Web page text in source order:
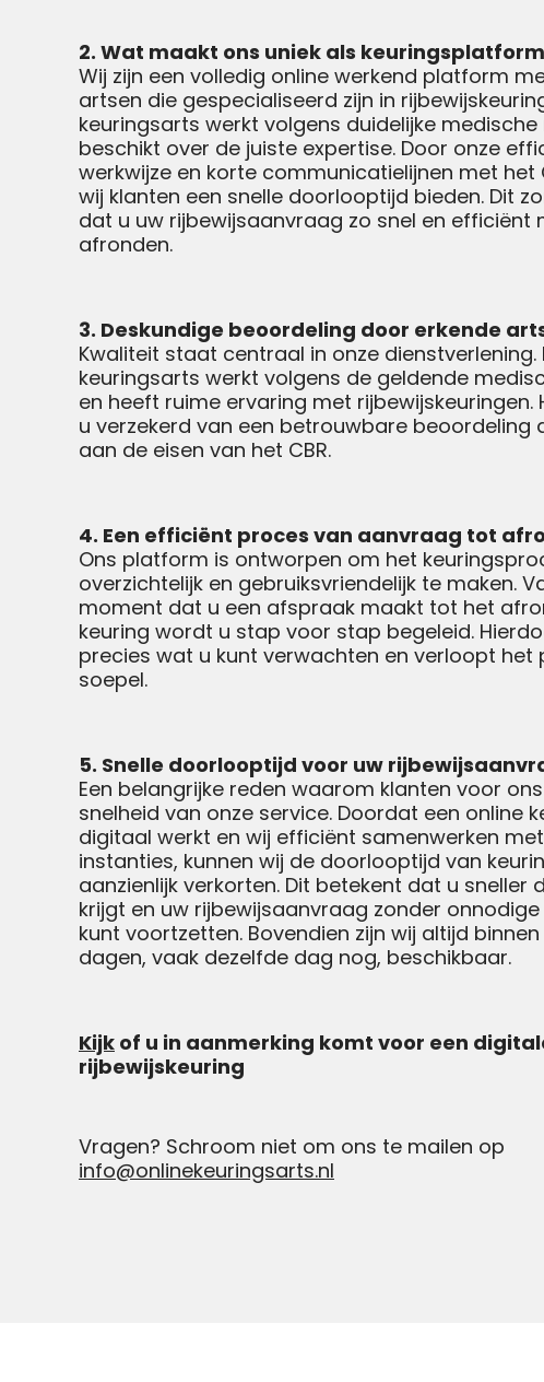
2. Wat maakt ons uniek als keuringsplatform
Wij zijn een volledig online werkend platform
artsen die gespecialiseerd zijn in
keuringsarts werkt volgens duidelijke medische
beschikt over de juiste expertise. Door onze
werkwijze en korte communicatielijnen met het
wij klanten een snelle doorlooptijd bieden. Dit
dat u uw rijbewijsaanvraag zo snel en efficiënt
afronden.
3. Deskundige beoordeling door erkende
Kwaliteit staat centraal in onze dienstverlening.
keuringsarts werkt volgens de geldende
en heeft ruime ervaring met rijbewijskeuringen.
u verzekerd van een betrouwbare beoordeling
aan de eisen van het CBR.
4. Een efficiënt proces van aanvraag tot
Ons platform is ontworpen om het
overzichtelijk en gebruiksvriendelijk te maken.
moment dat u een afspraak maakt tot het
keuring wordt u stap voor stap begeleid.
precies wat u kunt verwachten en verloopt het
soepel.
5. Snelle doorlooptijd voor uw
Een belangrijke reden waarom klanten voor
snelheid van onze service. Doordat een online
digitaal werkt en wij efficiënt samenwerken
instanties, kunnen wij de doorlooptijd van
aanzienlijk verkorten. Dit betekent dat u sneller
krijgt en uw rijbewijsaanvraag zonder
kunt voortzetten. Bovendien zijn wij altijd binnen
dagen, vaak dezelfde dag nog, beschikbaar.
Kijk of u in aanmerking komt voor een
rijbewijskeuring
Vragen? Schroom niet om ons te mailen op
info@onlinekeuringsarts.nl